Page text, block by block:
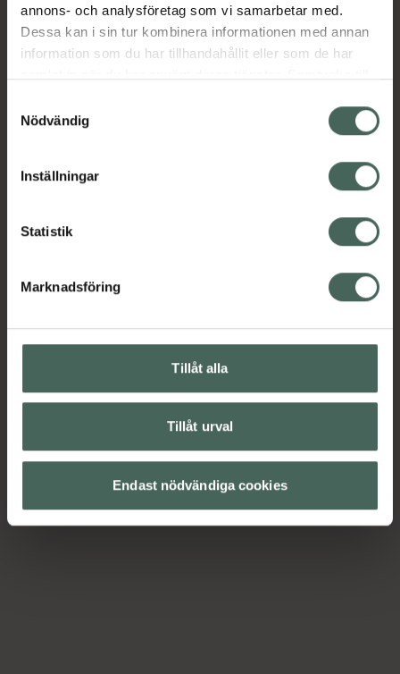
annons- och analysföretag som vi samarbetar med.
Dessa kan i sin tur kombinera informationen med annan
information som du har tillhandahållit eller som de har
återkalla ditt samtycke via webbplatsens
cookieinställningar. Ett återkallat samtycke påverkar inte
lagligheten av behandling som skett innan återkallelsen.
Nödvändig
Inställningar
Statistik
Marknadsföring
Tillåt alla
Tillåt urval
Endast nödvändiga cookies